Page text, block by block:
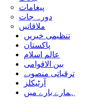
پیغامات
دورہ جات
ملاقاتیں
تنظیمی خبریں
پاکستان
عالم اسلام
بین الاقوامی
ترقیاتی منصوبے
آرٹیکلز
ہمارے بارے میں